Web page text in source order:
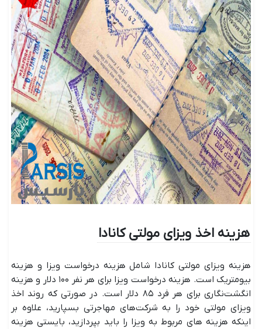
هزینه اخذ ویزای مولتی کانادا
هزینه ویزای مولتی کانادا شامل هزینه درخواست ویزا و هزینه
بیومتریک است. هزینه درخواست ویزا برای هر نفر ۱۰۰ دلار و هزینه
انگشت‌نگاری برای هر فرد ۸۵ دلار است. در صورتی که روند اخذ
ویزای مولتی خود را به شرکت‌های مهاجرتی بسپارید، علاوه بر
اینکه هزینه ‎های مربوط به ویزا را باید بپردازید، بایستی هزینه